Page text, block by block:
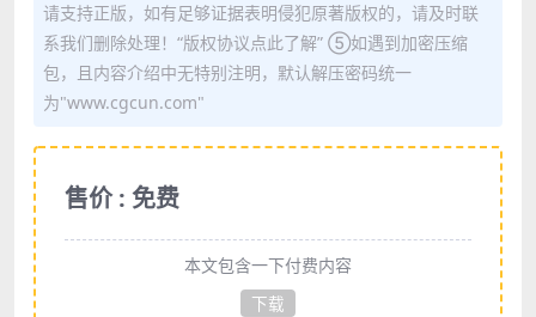
请支持正版，如有足够证据表明侵犯原著版权的，请及时联
系我们删除处理！“版权协议点此了解” ⑤如遇到加密压缩
包，且内容介绍中无特别注明，默认解压密码统一
为"www.cgcun.com"
售价 : 免费
本文包含一下付费内容
下载